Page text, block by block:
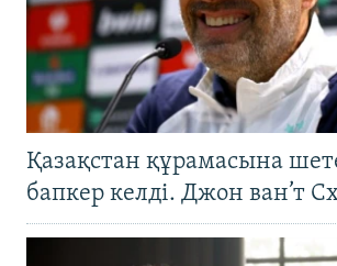
Қазақстан құрамасына
бапкер келді. Джон ван’т